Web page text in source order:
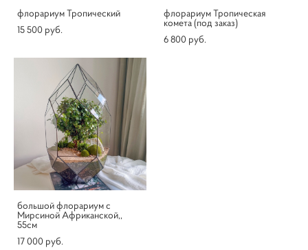
флорариум Тропический
15 500 pуб.
флорариум Тропическая
комета (под заказ)
6 800 pуб.
большой флорариум с
Мирсиной Африканской,,
55см
17 000 pуб.